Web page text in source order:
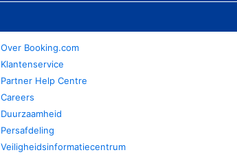
Over Booking.com
Klantenservice
Partner Help Centre
Careers
Duurzaamheid
Persafdeling
Veiligheidsinformatiecentrum